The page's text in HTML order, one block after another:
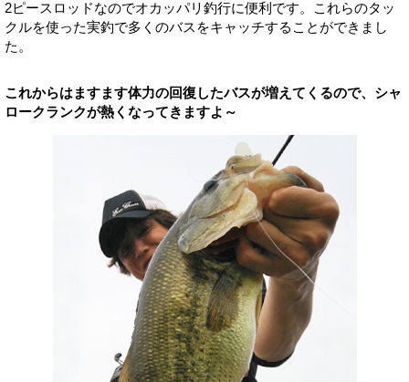
2ピースロッドなのでオカッパリ釣行に便利です。これらのタッ
クルを使った実釣で多くのバスをキャッチすることができまし
た。
これからはますます体力の回復したバスが増えてくるので、シャ
ロークランクが熱くなってきますよ～